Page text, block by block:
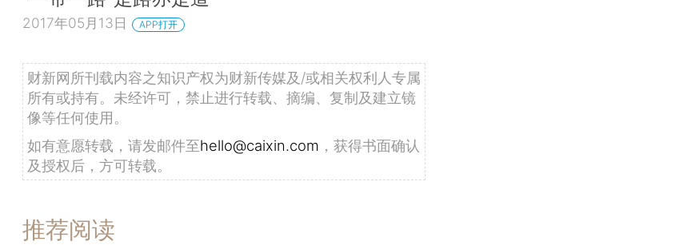
2017年05月13日 APP打开
财新网所刊载内容之知识产权为财新传媒及/或相关权利人专属
所有或持有。未经许可，禁止进行转载、摘编、复制及建立镜
像等任何使用。
如有意愿转载，请发邮件至hello@caixin.com ，获得书面确认
及授权后，方可转载。
推荐阅读